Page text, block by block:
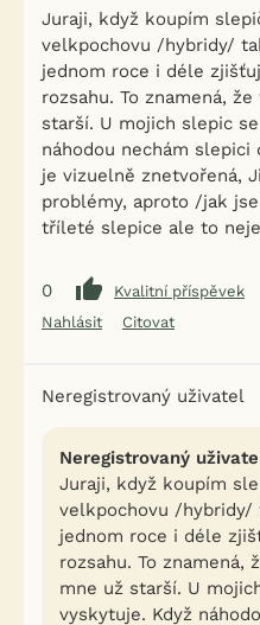
Juraji, když koupím
velkpochovu /hybridy/
jednom roce i déle
rozsahu. To znamená,
starší. U mojich slepic
náhodou nechám
je vizuelně znetvořená,
problémy, aproto /jak
tříleté slepice ale to
0
Kvalitní příspěvek
Nahlásit
Citovat
Neregistrovaný uživatel
Neregistrovaný
Juraji, když koupím
velkpochovu /hybridy/
jednom roce i déle
rozsahu. To
mne už starší. U
vyskytuje. Když